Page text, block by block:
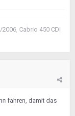
Cabrio 450 CDI
fahren, damit das